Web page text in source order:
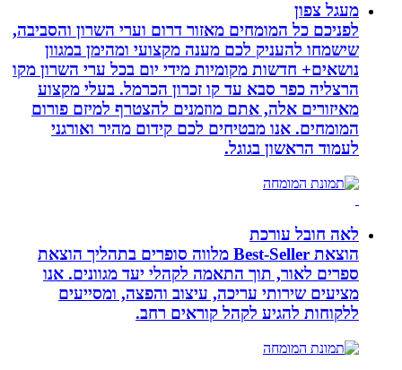
מעגל צפון
לפניכם כל המומחים מאזור דרום וערי השרון והסביבה,
שישמחו להעניק לכם מענה מקצועי ומהימן במגוון
נושאים+ חדשות מקומיות מידי יום בכל ערי השרון מקו
הרצליה כפר סבא עד קו זכרון הכרמל. בעלי מקצוע
מאיזורים אלה, אתם מוזמנים להצטרף למיזם פורום
המומחים. אנו מבטיחים לכם קידום מהיר ואורגני
לעמוד הראשון בגוגל.
לאה חובל עורכת
הוצאת Best-Seller מלווה סופרים בתהליך הוצאת
ספרים לאור, תוך התאמה לקהלי יעד מגוונים. אנו
מציעים שירותי עריכה, עיצוב והפצה, ומסייעים
ללקוחות להגיע לקהל קוראים רחב.